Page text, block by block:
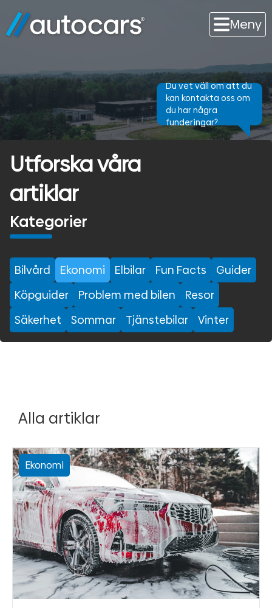
Meny
Utforska våra
artiklar
Kategorier
Du vet väll om att du
kan kontakta oss om
du har några
funderingar?
Bilvård Ekonomi Elbilar Fun Facts
Guider
Köpguider
Problem med bilen
Resor
Säkerhet
Sommar Tjänstebilar Vinter
Alla artiklar
Ekonomi